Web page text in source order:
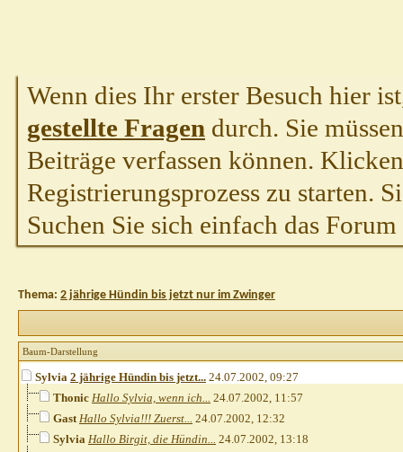
Wenn dies Ihr erster Besuch hier
gestellte Fragen durch. Sie
Beiträge verfassen können.
Registrierungsprozess zu starten.
Suchen Sie sich einfach das
Thema: 2 jährige Hündin bis jetzt nur im Zwinger
Baum-Darstellung
Sylvia 2 jährige Hündin bis jetzt... 24.07.2002, 09:27
Thonic Hallo Sylvia, wenn ich... 24.07.2002, 11:57
Gast Hallo Sylvia!!! Zuerst... 24.07.2002, 12:32
Sylvia Hallo Birgit, die Hündin... 24.07.2002, 13:18